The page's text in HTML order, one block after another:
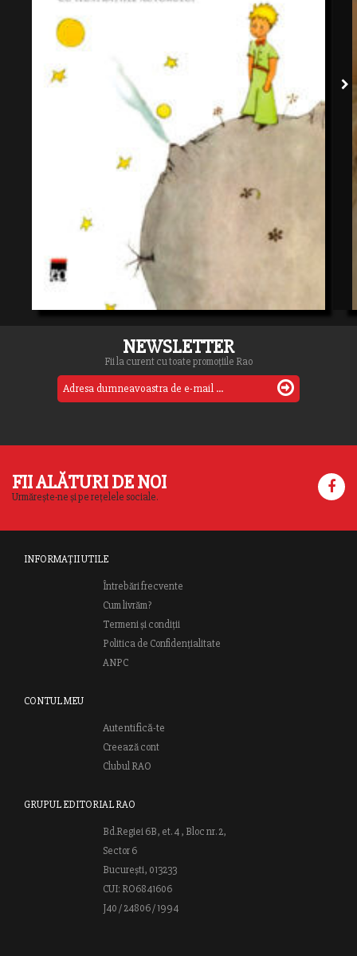
NEWSLETTER
Fii la curent cu toate promoțiile Rao
FII ALĂTURI DE NOI
Urmărește-ne și pe rețelele sociale.
INFORMAȚII UTILE
Întrebări frecvente
Cum livrăm?
Termeni și condiții
Politica de Confidențialitate
ANPC
CONTUL MEU
Autentifică-te
Creează cont
Clubul RAO
GRUPUL EDITORIAL RAO
Bd.Regiei 6B, et. 4 , Bloc nr. 2,
Sector 6
București, 013233
CUI: RO6841606
J40 / 24806 / 1994